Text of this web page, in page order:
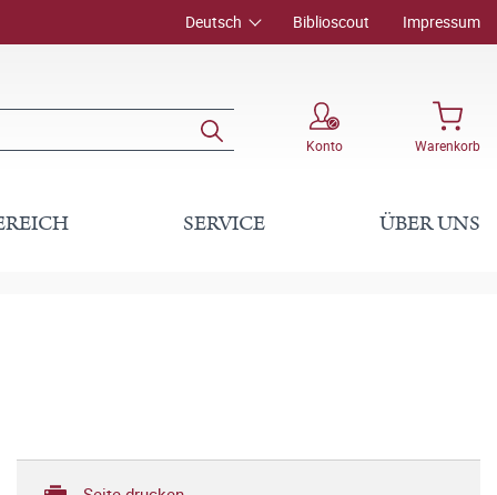
Deutsch Biblioscout Impressum
Konto Warenkorb
SERVICE ÜBER UNS